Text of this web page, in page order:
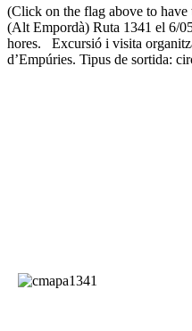
(Click on the flag above to
(Alt Empordà) Ruta 1341 el 6/
hores. Excursió i visita
d’Empúries. Tipus de sortida: